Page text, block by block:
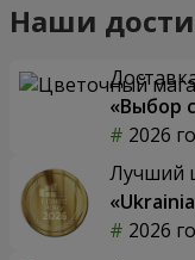
Наши
«Выбор
2026
Лучший
2026